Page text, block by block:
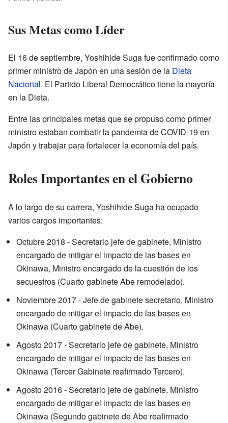
Sus Metas como Líder
El 16 de septiembre, Yoshihide Suga fue confirmado como
primer ministro de Japón en una sesión de la Dieta
Nacional. El Partido Liberal Democrático tiene la mayoría
en la Dieta.
Entre las principales metas que se propuso como primer
ministro estaban combatir la pandemia de COVID-19 en
Japón y trabajar para fortalecer la economía del país.
Roles Importantes en el Gobierno
A lo largo de su carrera, Yoshihide Suga ha ocupado
varios cargos importantes:
Octubre 2018 - Secretario jefe de gabinete, Ministro
encargado de mitigar el impacto de las bases en
Okinawa, Ministro encargado de la cuestión de los
secuestros (Cuarto gabinete Abe remodelado).
Noviembre 2017 - Jefe de gabinete secretario, Ministro
encargado de mitigar el impacto de las bases en
Okinawa (Cuarto gabinete de Abe).
Agosto 2017 - Secretario jefe de gabinete, Ministro
encargado de mitigar el impacto de las bases en
Okinawa (Tercer Gabinete reafirmado Tercero).
Agosto 2016 - Secretario jefe de gabinete, Ministro
encargado de mitigar el impacto de las bases en
Okinawa (Segundo gabinete de Abe reafirmado